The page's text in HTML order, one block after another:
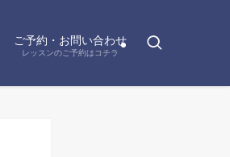
ご予約・お問い合わせ
レッスンのご予約はコチラ